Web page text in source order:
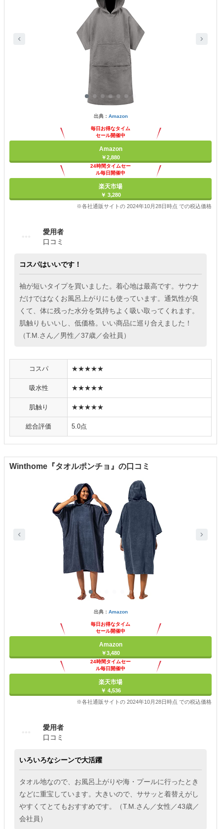
出典： Amazon
毎日お得なタイム
セール開催中
Amazon
￥2,880
24時間タイムセー
ル毎日開催中
楽天市場
￥ 3,280
※各社通販サイトの 2024年10月28日時点 での税込価格
愛用者
口コミ
コスパはいいです！
袖が短いタイプを買いました。着心地は最高です。サウナ
だけではなくお風呂上がりにも使っています。通気性が良
くて、体に残った水分を気持ちよく吸い取ってくれます。
肌触りもいいし、低価格。いい商品に巡り合えました！
（T.M.さん／男性／37歳／会社員）
コスパ ★★★★★
吸水性 ★★★★★
肌触り ★★★★★
総合評価 5.0点
Winthome『タオルポンチョ』の口コミ
出典： Amazon
毎日お得なタイム
セール開催中
Amazon
￥3,480
24時間タイムセー
ル毎日開催中
楽天市場
￥ 4,536
※各社通販サイトの 2024年10月28日時点 での税込価格
愛用者
口コミ
いろいろなシーンで大活躍
タオル地なので、お風呂上がりや海・プールに行ったとき
などに重宝しています。大きいので、ササッと着替えがし
やすくてとてもおすすめです。（T.M.さん／女性／43歳／
会社員）